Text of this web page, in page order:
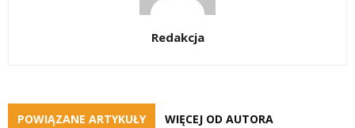
Redakcja
POWIĄZANE ARTYKUŁY WIĘCEJ OD AUTORA